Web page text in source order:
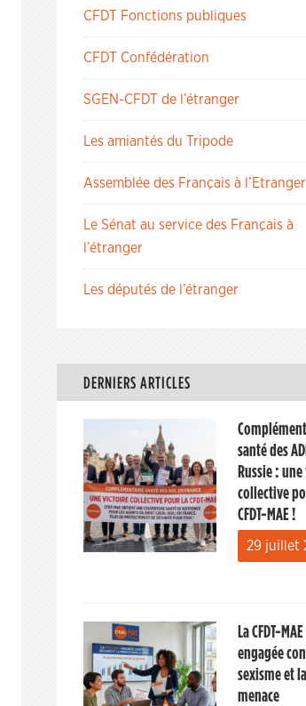
CFDT Fonctions publiques
CFDT Confédération
SGEN-CFDT de l’étranger
Les amiantés du Tripode
Assemblée des Français à l’Etranger
Le Sénat au service des Français à
l’étranger
Les députés de l’étranger
DERNIERS ARTICLES
santé des
Russie :
collective
CFDT-MAE !
29 juillet
La CFDT-MAE
engagée
sexisme et la
menace